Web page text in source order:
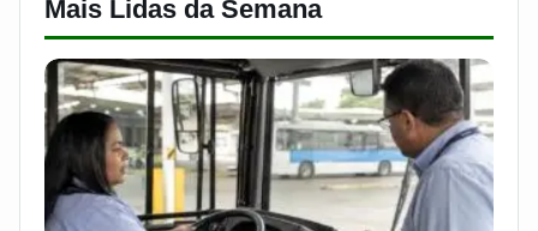
Mais Lidas da Semana